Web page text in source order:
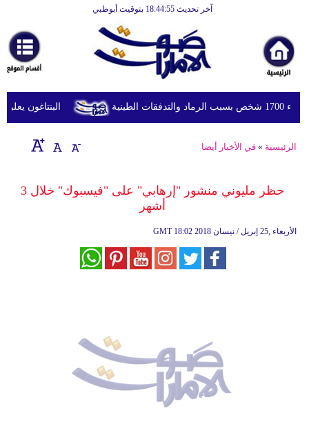
آخر تحديث 18:44:55 بتوقيت أبوظبي
أخبارعاجلة
رياضة
ثقافة
إقتصاد
وموسيقى
البنتاغون يعلن
الرئيسية »في الأخبار أيضا
حظر مليوني منشور "إرهابي" على "فيسبوك" خلال 3
أشهر
GMT 18:02 2018 الأربعاء ,25 إبريل / نيسان